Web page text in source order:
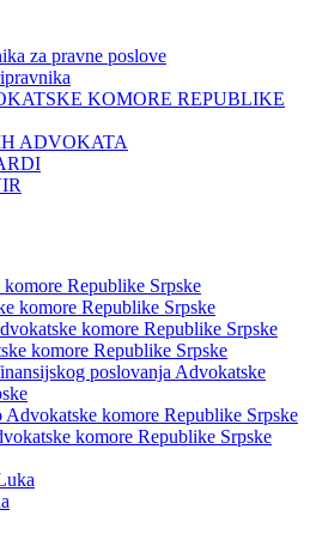
za pravne poslove
KOMORE REPUBLIKE
ADVOKATA
Republike Srpske
komore Republike Srpske
komore Republike Srpske
komore Republike Srpske
poslovanja Advokatske
komore Republike Srpske
komore Republike Srpske